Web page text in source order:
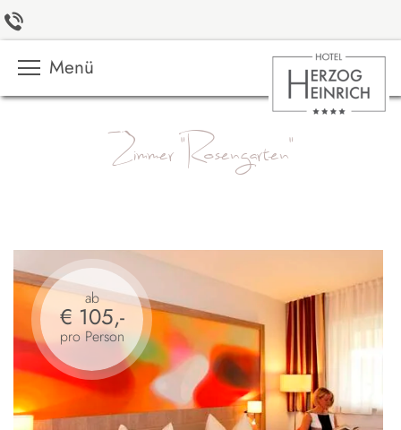
Menü
Zimmer "Rosengarten"
ab
€ 105,-
pro Person